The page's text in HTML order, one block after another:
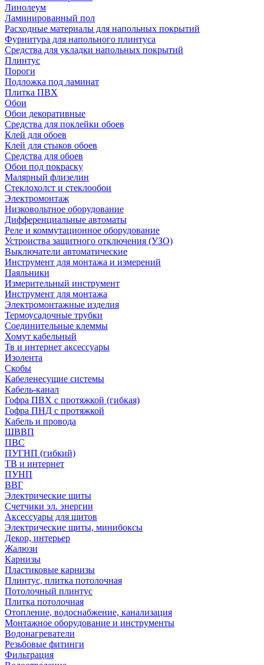
Линолеум
Ламинированный пол
Расходные материалы для напольных покрытий
Фурнитура для напольного плинтуса
Средства для укладки напольных покрытий
Плинтус
Пороги
Подложка под ламинат
Плитка ПВХ
Обои
Обои декоративные
Средства для поклейки обоев
Клей для обоев
Клей для стыков обоев
Средства для обоев
Обои под покраску
Малярный флизелин
Стеклохолст и стеклообои
Электромонтаж
Низковольтное оборудование
Дифференциальные автоматы
Реле и коммутационное оборудование
Устроиства защитного отключения (УЗО)
Выключатели автоматические
Инструмент для монтажа и измерений
Паяльники
Измерительный инструмент
Инструмент для монтажа
Электромонтажные изделия
Термоусадочные трубки
Соединительные клеммы
Хомут кабельный
Тв и интернет аксессуары
Изолента
Скобы
Кабеленесущие системы
Кабель-канал
Гофра ПВХ с протяжкой (гибкая)
Гофра ПНД с протяжкой
Кабель и провода
ШВВП
ПВС
ПУГНП (гибкий)
ТВ и интернет
ПУНП
ВВГ
Электрические щиты
Счетчики эл. энергии
Аксессуары для щитов
Электрические щиты, минибоксы
Декор, интерьер
Жалюзи
Карнизы
Пластиковые карнизы
Плинтус, плитка потолочная
Потолочный плинтус
Плитка потолочная
Отопление, водоснабжение, канализация
Монтажное оборудование и инструменты
Водонагреватели
Резьбовые фитинги
Фильтрация